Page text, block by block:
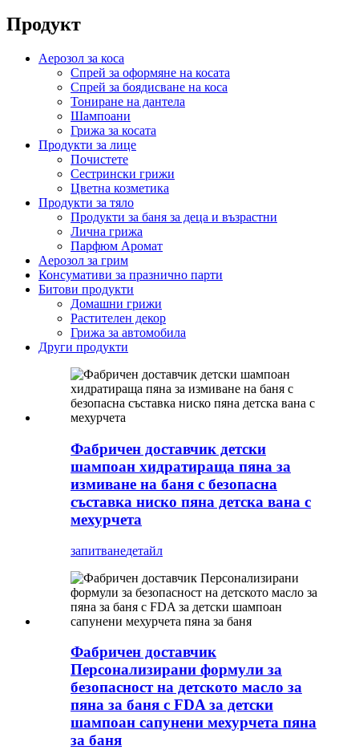
Продукт
Аерозол за коса
Спрей за оформяне на косата
Спрей за боядисване на коса
Тониране на дантела
Шампоани
Грижа за косата
Продукти за лице
Почистете
Сестрински грижи
Цветна козметика
Продукти за тяло
Продукти за баня за деца и възрастни
Лична грижа
Парфюм Аромат
Аерозол за грим
Консумативи за празнично парти
Битови продукти
Домашни грижи
Растителен декор
Грижа за автомобила
Други продукти
Фабричен доставчик детски
шампоан хидратираща пяна за
измиване на баня с безопасна
съставка ниско пяна детска вана с
мехурчета
запитванедетайл
Фабричен доставчик
Персонализирани формули за
безопасност на детското масло за
пяна за баня с FDA за детски
шампоан сапунени мехурчета пяна
за баня